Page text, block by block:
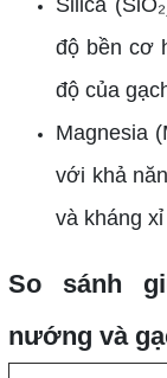
độ bền cơ
độ của
Magnesia
với khả
và kháng
So sánh
nướng và